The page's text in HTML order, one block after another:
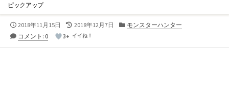
ピックアップ
公
開
2018年11月15日
最
終
2018年12月7日
カ
モンスターハンター
コメント: 0
3+ イイね！